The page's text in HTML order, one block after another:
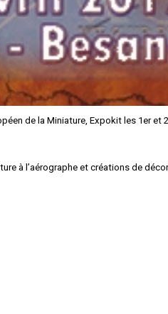
de la Miniature, Expokit les 1er et
à l’aérographe et créations de